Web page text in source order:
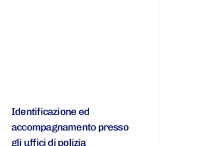
Identificazione ed
accompagnamento presso
gli uffici di polizia